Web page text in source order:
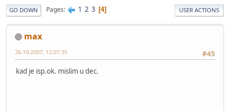
GO DOWN Pages 1 2 3 4 USER ACTIONS
max
#45
26-10-2007, 12:07:35
kad je isp.ok. mislim u dec.